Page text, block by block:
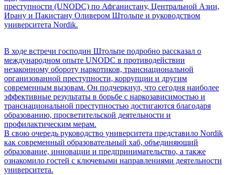
преступности (UNODC) по Афганистану, Центральной Азии,
Ирану и Пакистану Оливером Штольпе и руководством
университета Nordik.
В ходе встречи господин Штольпе подробно рассказал о
международном опыте UNODC в противодействии
незаконному обороту наркотиков, транснациональной
организованной преступности, коррупции и другим
современным вызовам. Он подчеркнул, что сегодня наиболее
эффективные результаты в борьбе с наркозависимостью и
транснациональной преступностью достигаются благодаря
образованию, просветительской деятельности и
профилактическим мерам.
В свою очередь руководство университета представило Nordik
как современный образовательный хаб, объединяющий
образование, инновации и предпринимательство, а также
ознакомило гостей с ключевыми направлениями деятельности
университета.